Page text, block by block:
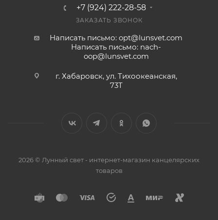
+7 (924) 222-28-58
ЗАКАЗАТЬ ЗВОНОК
Написать письмо: opt@lunsvet.com
Написать письмо: nach-
oop@lunsvet.com
г. Хабаровск, ул. Тихоокеанская,
73Т
2026 © Лунный свет - интернет-магазин канцелярских
товаров